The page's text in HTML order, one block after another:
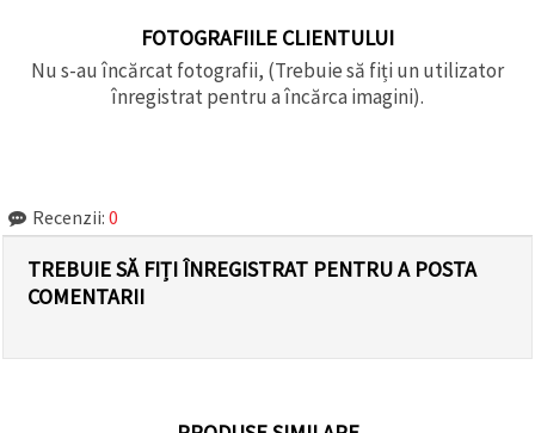
FOTOGRAFIILE CLIENTULUI
Nu s-au încărcat fotografii, (Trebuie să fiți un utilizator
înregistrat pentru a încărca imagini).
Recenzii: 0
TREBUIE SĂ FIȚI ÎNREGISTRAT PENTRU A POSTA
COMENTARII